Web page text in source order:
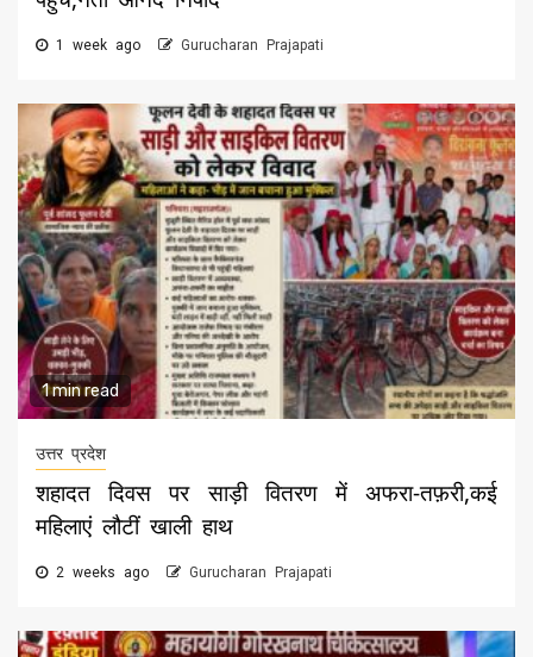
1 week ago Gurucharan Prajapati
1 min read
उत्तर प्रदेश
शहादत दिवस पर साड़ी वितरण में अफरा-तफ़री,कई
महिलाएं लौटीं खाली हाथ
2 weeks ago Gurucharan Prajapati